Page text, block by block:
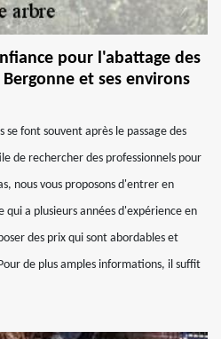
pour l'abattage des
et ses environs
font souvent après le passage des
de rechercher des professionnels pour
nous vous proposons d'entrer en
a plusieurs années d'expérience en
des prix qui sont abordables et
de plus amples informations, il suffit